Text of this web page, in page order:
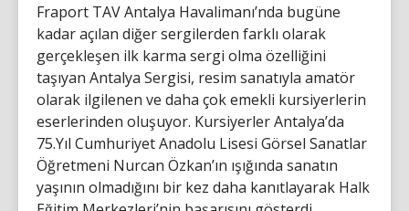
Fraport TAV Antalya Havalimanı’nda bugüne
kadar açılan diğer sergilerden farklı olarak
gerçekleşen ilk karma sergi olma özelliğini
taşıyan Antalya Sergisi, resim sanatıyla amatör
olarak ilgilenen ve daha çok emekli kursiyerlerin
eserlerinden oluşuyor. Kursiyerler Antalya’da
75.Yıl Cumhuriyet Anadolu Lisesi Görsel Sanatlar
Öğretmeni Nurcan Özkan’ın ışığında sanatın
yaşının olmadığını bir kez daha kanıtlayarak Halk